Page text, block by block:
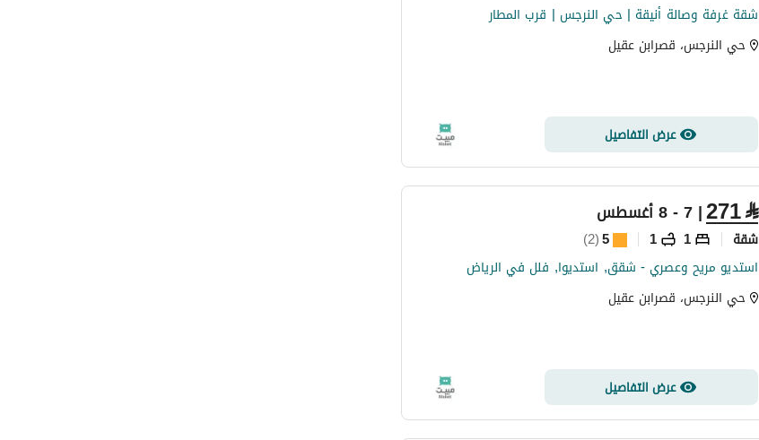
شقة غرفة وصالة أنيقة | حي النرجس | قرب المطار
حي النرجس، قصرابن عقيل
عرض التفاصيل
⃁
271| 7 - 8 أغسطس
شقة 1
1
5
(
2
)
استديو مريح وعصري - شقق, استديوا, فلل في الرياض
حي النرجس، قصرابن عقيل
عرض التفاصيل